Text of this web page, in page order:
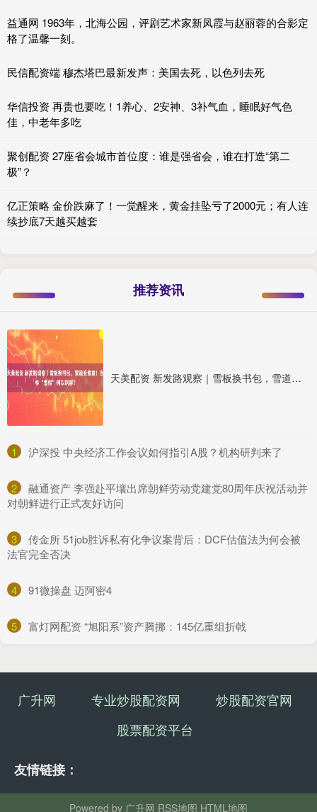
益通网 1963年，北海公园，评剧艺术家新凤霞与赵丽蓉的合影定
格了温馨一刻。
民信配资端 穆杰塔巴最新发声：美国去死，以色列去死
华信投资 再贵也要吃！1养心、2安神、3补气血，睡眠好气色
佳，中老年多吃
聚创配资 27座省会城市首位度：谁是强省会，谁在打造“第二
极”？
亿正策略 金价跌麻了！一觉醒来，黄金挂坠亏了2000元；有人连
续抄底7天越买越套
推荐资讯
天美配资 新发路观察｜雪板换书包，雪道变课堂！吉林 “雪假” 何以刷屏？
1 ​沪深投 中央经济工作会议如何指引A股？机构研判来了
2
​融通资产 李强赴平壤出席朝鲜劳动党建党80周年庆祝活动并
对朝鲜进行正式友好访问
3
​传金所 51job胜诉私有化争议案背后：DCF估值法为何会被
法官完全否决
4 ​91微操盘 迈阿密4
5 ​富灯网配资 “旭阳系”资产腾挪：145亿重组折戟
广升网 专业炒股配资网
炒股配资官网
股票配资平台
友情链接：
Powered by 广升网 RSS地图 HTML地图